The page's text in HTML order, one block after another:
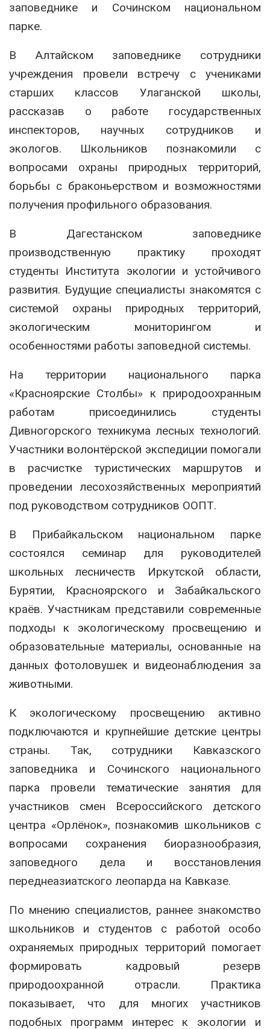
заповеднике и Сочинском национальном
парке.
В Алтайском заповеднике сотрудники
учреждения провели встречу с учениками
старших классов Улаганской школы,
рассказав о работе государственных
инспекторов, научных сотрудников и
экологов. Школьников познакомили с
вопросами охраны природных территорий,
борьбы с браконьерством и возможностями
получения профильного образования.
В Дагестанском заповеднике
производственную практику проходят
студенты Института экологии и устойчивого
развития. Будущие специалисты знакомятся с
системой охраны природных территорий,
экологическим мониторингом и
особенностями работы заповедной системы.
На территории национального парка
«Красноярские Столбы» к природоохранным
работам присоединились студенты
Дивногорского техникума лесных технологий.
Участники волонтёрской экспедиции помогали
в расчистке туристических маршрутов и
проведении лесохозяйственных мероприятий
под руководством сотрудников ООПТ.
В Прибайкальском национальном парке
состоялся семинар для руководителей
школьных лесничеств Иркутской области,
Бурятии, Красноярского и Забайкальского
краёв. Участникам представили современные
подходы к экологическому просвещению и
образовательные материалы, основанные на
данных фотоловушек и видеонаблюдения за
животными.
К экологическому просвещению активно
подключаются и крупнейшие детские центры
страны. Так, сотрудники Кавказского
заповедника и Сочинского национального
парка провели тематические занятия для
участников смен Всероссийского детского
центра «Орлёнок», познакомив школьников с
вопросами сохранения биоразнообразия,
заповедного дела и восстановления
переднеазиатского леопарда на Кавказе.
По мнению специалистов, раннее знакомство
школьников и студентов с работой особо
охраняемых природных территорий помогает
формировать кадровый резерв
природоохранной отрасли. Практика
показывает, что для многих участников
подобных программ интерес к экологии и